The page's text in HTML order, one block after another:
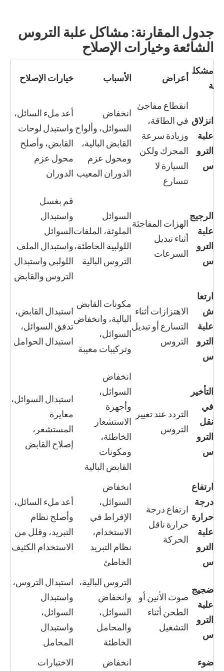
جدول المقارنة: مشاكل علبة التروس
الشائعة وخيارات الإصلاح
مشكل
ة
أعراض الأسباب خيارات الإصلاح
انزلاق
علبة
الترو
س
انقطاع مفاجئ
في الطاقة،
وزيادة سرعة
المحرك ولكن
السيارة لا
تتسارع
انخفاض
السوائل، وألواح
القابض البالية،
ومحول عزم
الدوران المعيب
أعد ملء السائل،
واستبدل لوحات
القابض، وأصلح
محول عزم
الدوران
الرجيج
علبة
الترو
س
الهزات المفاجئة
أثناء تبديل
السرعات
السوائل
الملوثة، الملفات
اللولبية الخاطئة،
التروس البالية
قم بغسل
واستبدال
السوائل
واستبدال الملف
اللولبي واستبدال
التروس والقابض
ارتعا
ش
علبة
الترو
س
الاهتزازات أثناء
التسارع أو تبديل
التروس
مكونات القابض
البالية، وانخفاض
السوائل،
وتركيبات معيبة
استبدال القابض،
تدفق السوائل،
استبدال الحوامل
التأخير
في
نقل
الترو
س
التردد عند تغيير
التروس
انخفاض
السوائل،
وأجهزة
الاستشعار
الخاطئة،
ومكونات
القابض البالية
استبدال السوائل،
معايرة
المستشعر،
إصلاح القابض
ارتفاع
درجة
حرارة
علبة
الترو
س
ارتفاع درجة
حرارة ناقل
الحركة
انخفاض
السوائل،
الإفراط في
الاستخدام،
نظام التبريد
الخاطئ
أعد ملء السائل،
وأصلح نظام
التبريد، وقلل من
الاستخدام الكثيف
ضجيج
علبة
الترو
س
صوت الأنين أو
الطحن أثناء
التشغيل
التروس البالية،
وانخفاض
السوائل،
والمحامل
الخاطئة
استبدال التروس،
واستبدال
السوائل،
واستبدال
المحامل
ضوء
انخفاض
الاختبارات